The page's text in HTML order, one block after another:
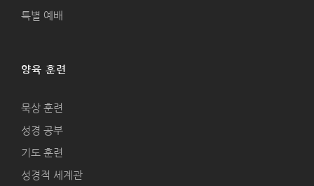
특별 예배
양육 훈련
묵상 훈련
성경 공부
기도 훈련
성경적 세계관